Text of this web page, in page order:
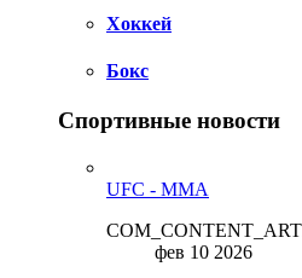
Хоккей
Бокс
Спортивные новости
UFC - MMA
фев 10 2026